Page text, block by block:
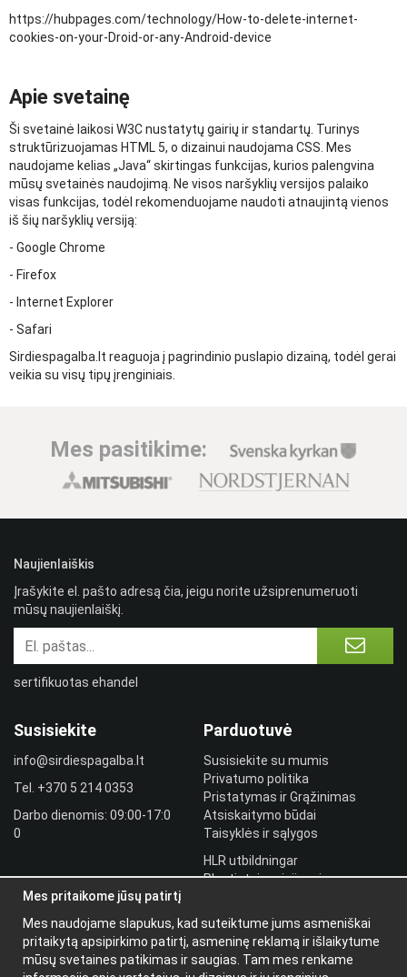
https://hubpages.com/technology/How-to-delete-internet-
cookies-on-your-Droid-or-any-Android-device
Apie svetainę
Ši svetainė laikosi W3C nustatytų gairių ir standartų. Turinys
struktūrizuojamas HTML 5, o dizainui naudojama CSS. Mes
naudojame kelias „Java“ skirtingas funkcijas, kurios palengvina
mūsų svetainės naudojimą. Ne visos naršyklių versijos palaiko
visas funkcijas, todėl rekomenduojame naudoti atnaujintą vienos
iš šių naršyklių versiją:
- Google Chrome
- Firefox
- Internet Explorer
- Safari
Sirdiespagalba.lt reaguoja į pagrindinio puslapio dizainą, todėl gerai
veikia su visų tipų įrenginiais.
Mes pasitikime:
Susisiekite
info@sirdiespagalba.lt
Tel. +370 5 214 0353
Darbo dienomis: 09:00-17:0
0
Parduotuvė
Susisiekite su mumis
Privatumo politika
Pristatymas ir Grąžinimas
Atsiskaitymo būdai
Taisyklės ir sąlygos
HLR utbildningar
Plantintojo prisijungimas
Papildoma
informacija
Naujienlaiškis
Įrašykite el. pašto adresą čia, jeigu norite užsiprenumeruoti
mūsų naujienlaiškį.
sertifikuotas ehandel
Mes pritaikome jūsų patirtį
Mes naudojame slapukus, kad suteiktume jums asmeniškai
pritaikytą apsipirkimo patirtį, asmeninę reklamą ir išlaikytume
mūsų svetaines patikimas ir saugias. Tam mes renkame